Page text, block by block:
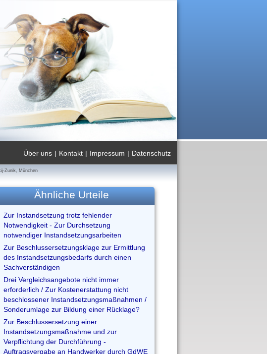
Datenschutz
|
Impressum
|
Kontakt
|
Über uns
Zunik, München
Ähnliche Urteile
Zur Instandsetzung trotz fehlender
Notwendigkeit - Zur Durchsetzung
notwendiger Instandsetzungsarbeiten
Zur Beschlussersetzungsklage zur Ermittlung
des Instandsetzungsbedarfs durch einen
Sachverständigen
Drei Vergleichsangebote nicht immer
erforderlich / Zur Kostenerstattung nicht
beschlossener Instandsetzungsmaßnahmen /
Sonderumlage zur Bildung einer Rücklage?
Zur Beschlussersetzung einer
Instandsetzungsmaßnahme und zur
Verpflichtung der Durchführung -
Auftragsvergabe an Handwerker durch GdWE